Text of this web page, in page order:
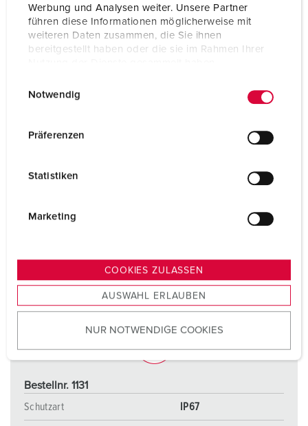
Werbung und Analysen weiter. Unsere Partner
führen diese Informationen möglicherweise mit
weiteren Daten zusammen, die Sie ihnen
bereitgestellt haben oder die sie im Rahmen Ihrer
s
u
w
Notwendig
Präferenzen
Statistiken
Marketing
COOKIES ZULASSEN
AUSWAHL ERLAUBEN
NUR NOTWENDIGE COOKIES
ZUM ARTIKEL
Bestellnr. 1131
Schutzart
IP67